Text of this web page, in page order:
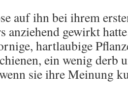
auf ihn bei ihrem
anziehend gewirkt
hartlaubige
ein wenig derb
sie ihre Meinung